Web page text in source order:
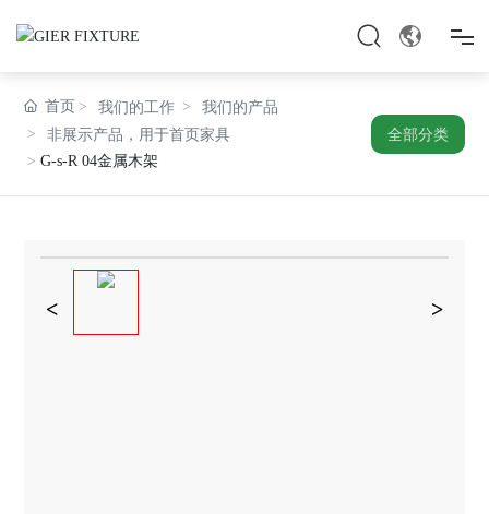
首页
我们是谁
我们的工作
首页 我们的工作
我们的产品
非展示产品，用于首页家具
G-s-R 04金属木架
全部分类